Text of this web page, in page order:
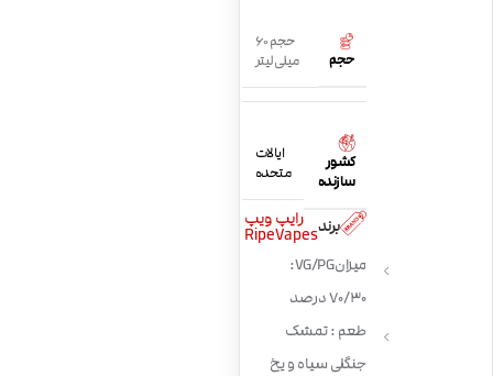
حجم
حجم 60
میلی لیتر
کشور
سازنده
ایالات
متحده
برند رایپ ویپ
RipeVapes
میزان VG/PG:
70/30 درصد
طعم : تمشک
جنگلی سیاه و یخ